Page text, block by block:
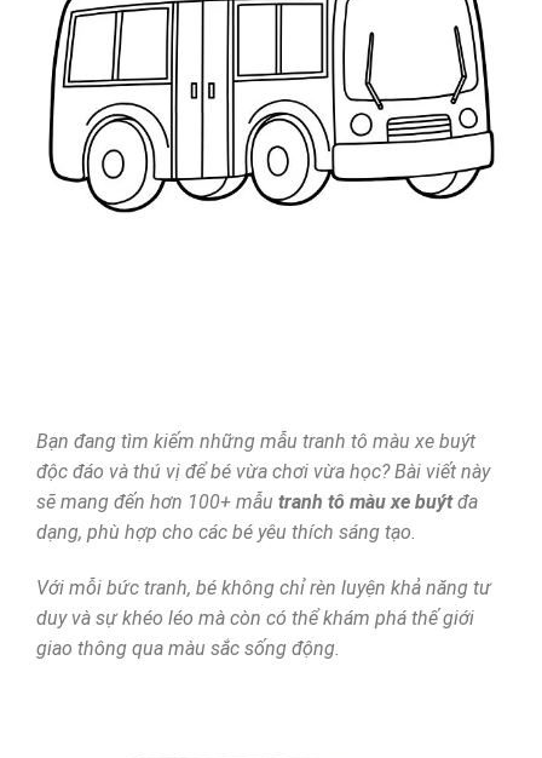
Bạn đang tìm kiếm những mẫu tranh tô màu xe buýt
độc đáo và thú vị để bé vừa chơi vừa học? Bài viết này
sẽ mang đến hơn 100+ mẫu tranh tô màu xe buýtđa
dạng, phù hợp cho các bé yêu thích sáng tạo.
Với mỗi bức tranh, bé không chỉ rèn luyện khả năng tư
duy và sự khéo léo mà còn có thể khám phá thế giới
giao thông qua màu sắc sống động.